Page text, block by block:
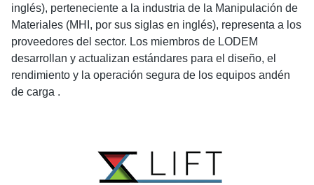
inglés), perteneciente a la industria de la Manipulación de
Materiales (MHI, por sus siglas en inglés), representa a los
proveedores del sector. Los miembros de LODEM
desarrollan y actualizan estándares para el diseño, el
rendimiento y la operación segura de los equipos andén
de carga .